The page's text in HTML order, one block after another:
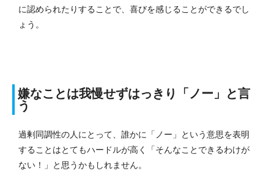
に認められたりすることで、喜びを感じることができるでし
ょう。
嫌なことは我慢せずはっきり「ノー」と言
う
過剰同調性の人にとって、誰かに「ノー」という意思を表明
することはとてもハードルが高く「そんなことできるわけが
ない！」と思うかもしれません。